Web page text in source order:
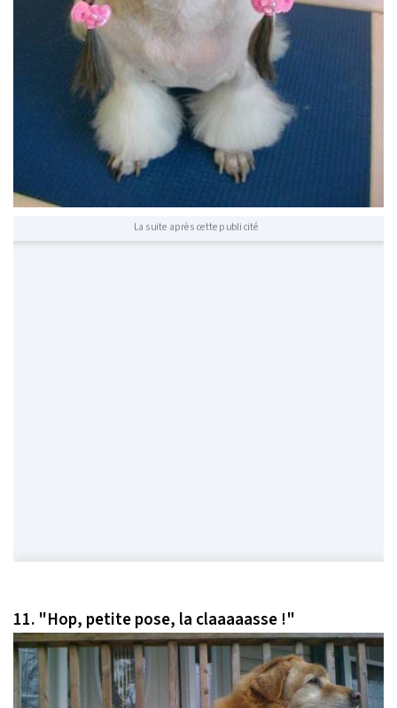
La suite après cette publicité
11. "Hop, petite pose, la claaaaasse !"